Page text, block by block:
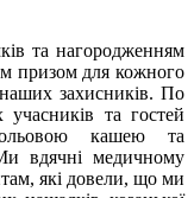
та нагородженням
призом для кожного
наших захисників. По
учасників та гостей
кашею та
вдячні медичному
які довели, що ми